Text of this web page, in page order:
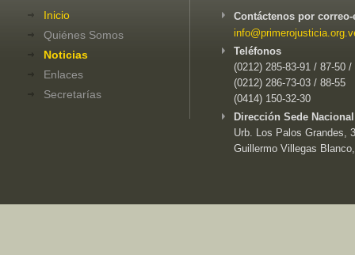
Inicio
Quiénes Somos
Noticias
Enlaces
Secretarías
Contáctenos por
Teléfonos
(0212) 285-83-91 / 87-50 /
(0212) 286-73-03 / 88-55
(0414) 150-32-30
Dirección Sede
Urb. Los Palos Grandes,
Guillermo Villegas